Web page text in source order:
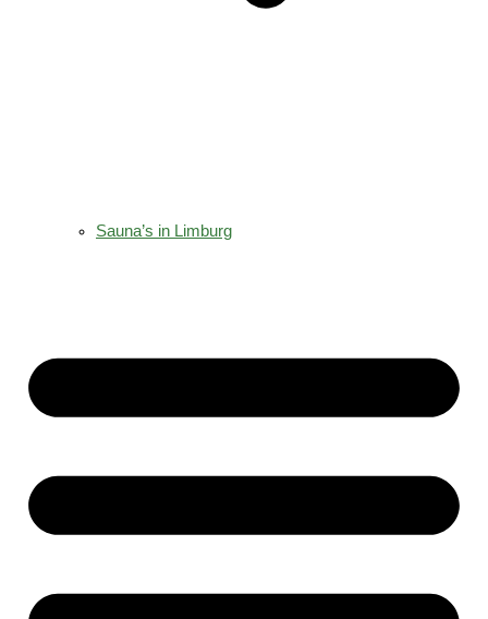
Sauna’s in Limburg